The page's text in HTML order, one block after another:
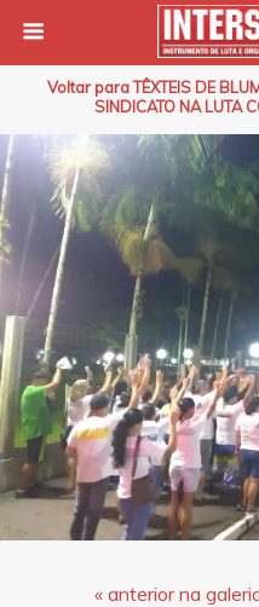
Voltar para TÊXTEIS DE
SINDICATO NA LUTA
« anterior na